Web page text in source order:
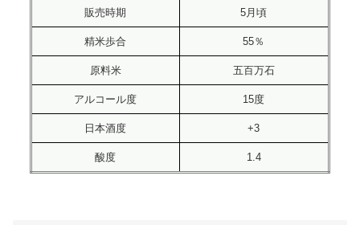
販売時期 5月頃
精米歩合 55％
原料米 五百万石
アルコール度 15度
日本酒度 +3
酸度 1.4